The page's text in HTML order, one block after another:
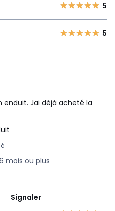
5
5
Jai déjà acheté la
mois ou plus
Signaler